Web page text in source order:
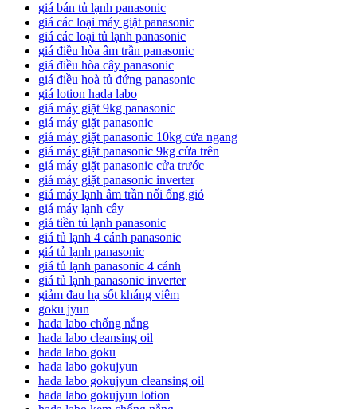
giá bán tủ lạnh panasonic
giá các loại máy giặt panasonic
giá các loại tủ lạnh panasonic
giá điều hòa âm trần panasonic
giá điều hòa cây panasonic
giá điều hoà tủ đứng panasonic
giá lotion hada labo
giá máy giặt 9kg panasonic
giá máy giặt panasonic
giá máy giặt panasonic 10kg cửa ngang
giá máy giặt panasonic 9kg cửa trên
giá máy giặt panasonic cửa trước
giá máy giặt panasonic inverter
giá máy lạnh âm trần nối ống gió
giá máy lạnh cây
giá tiền tủ lạnh panasonic
giá tủ lạnh 4 cánh panasonic
giá tủ lạnh panasonic
giá tủ lạnh panasonic 4 cánh
giá tủ lạnh panasonic inverter
giảm đau hạ sốt kháng viêm
goku jyun
hada labo chống nắng
hada labo cleansing oil
hada labo goku
hada labo gokujyun
hada labo gokujyun cleansing oil
hada labo gokujyun lotion